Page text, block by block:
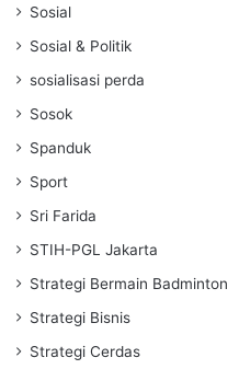
Sosial
Sosial & Politik
sosialisasi perda
Sosok
Spanduk
Sport
Sri Farida
STIH-PGL Jakarta
Strategi Bermain Badminton
Strategi Bisnis
Strategi Cerdas